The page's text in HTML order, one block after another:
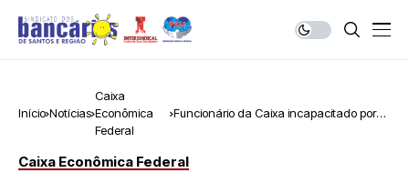
Início Notícias
Caixa
Econômica
Federal
Funcionário da Caixa incapacitado por
Caixa Econômica Federal